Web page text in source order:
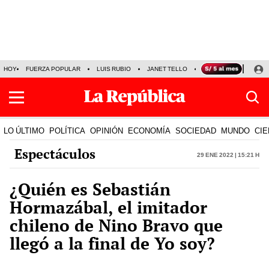
HOY FUERZA POPULAR LUIS RUBIO JANET TELLO PRECIO DEL DÓLAR
LO ÚLTIMO POLÍTICA OPINIÓN ECONOMÍA SOCIEDAD MUNDO
Espectáculos 29 Ene 2022 | 15:21 h
¿Quién es Sebastián
Hormazábal, el imitador
chileno de Nino Bravo que
llegó a la final de Yo soy?